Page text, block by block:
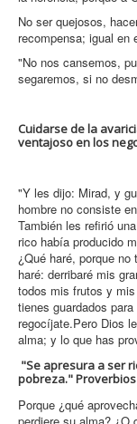
No ser quejosos,
recompensa; igual en
"No nos cansemos,
segaremos, si no
Cuidarse de la
ventajoso en los
"Y les dijo: Mirad, y
hombre no consiste
También les refirió
rico había producido
¿Qué haré, porque
haré: derribaré mis
todos mis frutos y
tienes guardados
regocíjate.Pero Dios
alma; y lo que has
"Se apresura a ser
pobreza." Proverbios
Porque ¿qué